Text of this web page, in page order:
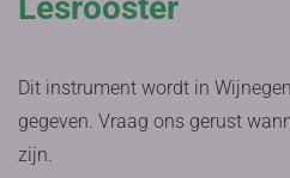
Dit instrument wordt in
gegeven. Vraag ons gerust
zijn.